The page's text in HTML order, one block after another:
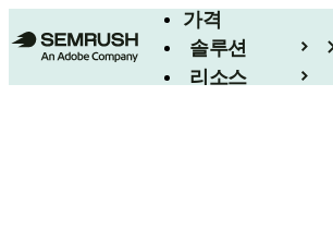
가격
솔루션
리소스